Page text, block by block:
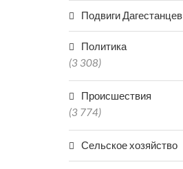
Подвиги Дагестанцев
Политика
(3 308)
Происшествия
(3 774)
Сельское хозяйство